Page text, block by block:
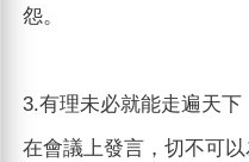
怨。
3.有理未必就能走遍天下
在會議上發言，切不可